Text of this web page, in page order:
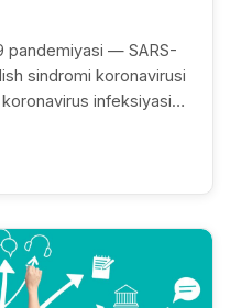
pandemiyasi — SARS-
sindromi koronavirusi
infeksiyasi